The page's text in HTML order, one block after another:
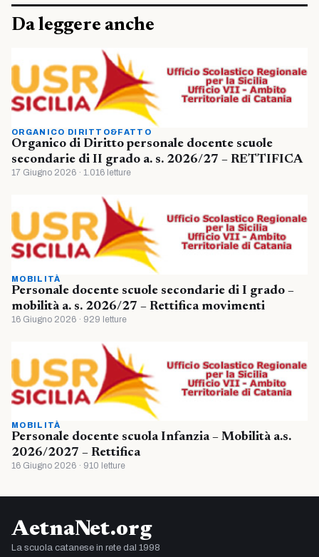
Da leggere anche
ORGANICO DIRITTO&FATTO
Organico di Diritto personale docente scuole
secondarie di II grado a. s. 2026/27 – RETTIFICA
17 Giugno 2026 · 1.016 letture
MOBILITÀ
Personale docente scuole secondarie di I grado –
mobilità a. s. 2026/27 – Rettifica movimenti
16 Giugno 2026 · 929 letture
MOBILITÀ
Personale docente scuola Infanzia – Mobilità a.s.
2026/2027 – Rettifica
16 Giugno 2026 · 910 letture
AetnaNet.org
La scuola catanese in rete dal 1998